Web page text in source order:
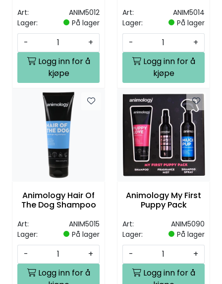
Art:
ANIM5012
Lager:
På lager
-
+
Logg inn for å
kjøpe
Art:
ANIM5014
Lager:
På lager
-
+
Logg inn for å
kjøpe
Animology Hair Of
The Dog Shampoo
Art:
ANIM5015
Lager:
På lager
-
+
Logg inn for å
Animology My First
Puppy Pack
Art:
ANIM5090
Lager:
På lager
-
+
Logg inn for å